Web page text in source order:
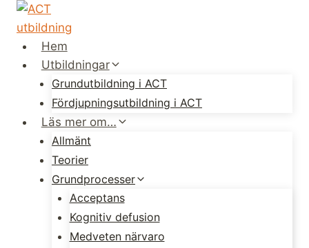
Skip
content Hem
Utbildningar
Grundutbildning i ACT
Fördjupningsutbildning i ACT
Läs mer om…
Allmänt
Teorier
Grundprocesser
Acceptans
Kognitiv defusion
Medveten närvaro